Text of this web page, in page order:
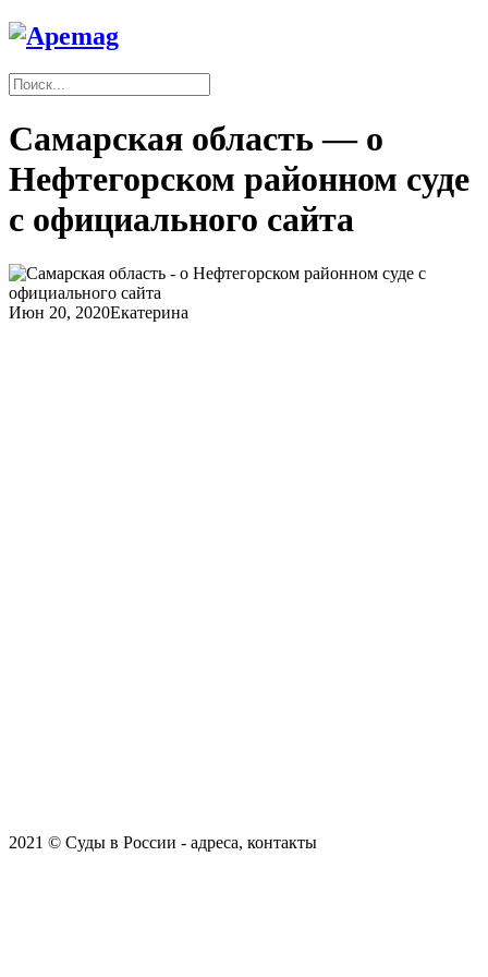
Самарская область — о
Нефтегорском районном суде
с официального сайта
Июн 20, 2020Екатерина
2021 © Суды в России - адреса, контакты